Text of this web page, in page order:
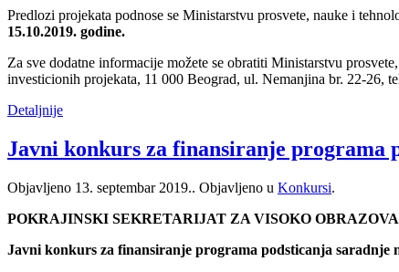
Predlozi projekata podnose se Ministarstvu prosvete, nauke i
15.10.2019. godine.
Za sve dodatne informacije možete se obratiti Ministarstvu
investicionih projekata, 11 000 Beograd, ul. Nemanjina br. 22-26,
Detaljnije
Javni konkurs za finansiranje programa
Objavljeno 13. septembar 2019.. Objavljeno u Konkursi.
POKRAJINSKI SEKRETARIJAT ZA VISOKO
Javni konkurs za finansiranje programa podsticanja